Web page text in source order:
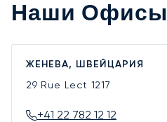
Наши Офисы
ЖЕНЕВА, ШВЕЙЦАРИЯ
29 Rue Lect 1217
+41 22 782 12 12